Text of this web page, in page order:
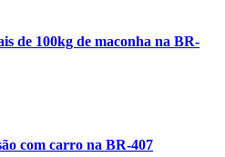
de 100kg de maconha na BR-
com carro na BR-407